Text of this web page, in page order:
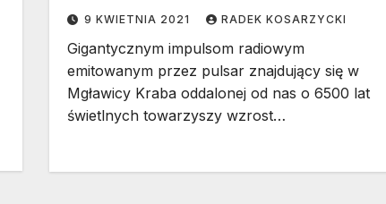
9 KWIETNIA 2021 RADEK KOSARZYCKI
Gigantycznym impulsom radiowym
emitowanym przez pulsar znajdujący się w
Mgławicy Kraba oddalonej od nas o 6500 lat
świetlnych towarzyszy wzrost…